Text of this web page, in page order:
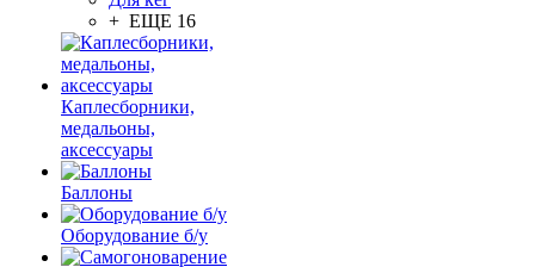
+ ЕЩЕ 16
Каплесборники,
медальоны,
аксессуары
Баллоны
Оборудование б/у